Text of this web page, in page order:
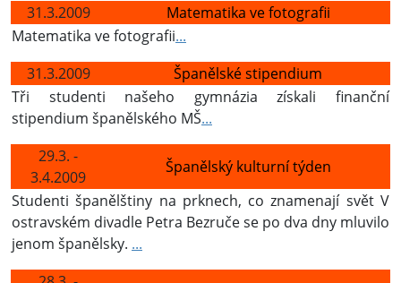
31.3.2009
Matematika ve fotografii
Matematika ve fotografii...
31.3.2009
Španělské stipendium
Tři studenti našeho gymnázia získali finanční
stipendium španělského MŠ...
29.3. -
3.4.2009
Španělský kulturní týden
Studenti španělštiny na prknech, co znamenají svět V
ostravském divadle Petra Bezruče se po dva dny mluvilo
jenom španělsky. ...